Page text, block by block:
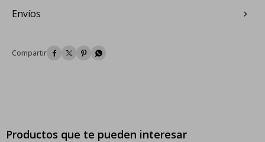
Envíos
   
Productos que te pueden interesar